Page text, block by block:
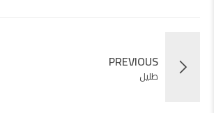
PREVIOUS
طليل